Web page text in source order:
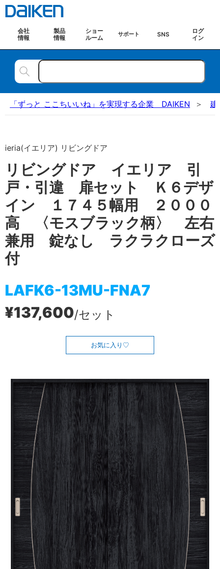
会社
情報
製品
情報
ショー
ルーム
サポート SNS
ログ
イン
「ずっと ここちいいね」を実現する企業 DAIKEN 建
ieria(イエリア) リビングドア
リビングドア イエリア 引
戸・引違 扉セット Ｋ６デザ
イン １７４５幅用 ２０００
高 〈モスブラック柄〉 左右
兼用 錠なし ラクラクローズ
付
LAFK6-13MU-FNA7
¥137,600/セット
お気に入り